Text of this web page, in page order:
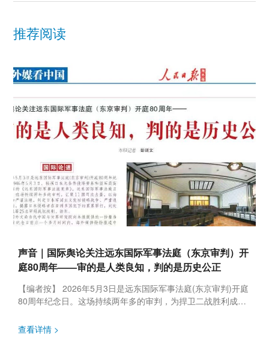
推荐阅读
声音｜国际舆论关注远东国际军事法庭（东京审判）开
庭80周年——审的是人类良知，判的是历史公正
【编者按】 2026年5月3日是远东国际军事法庭(东京审判)开庭
80周年纪念日。这场持续两年多的审判，为捍卫二战胜利成
出研究...
查看详情 >